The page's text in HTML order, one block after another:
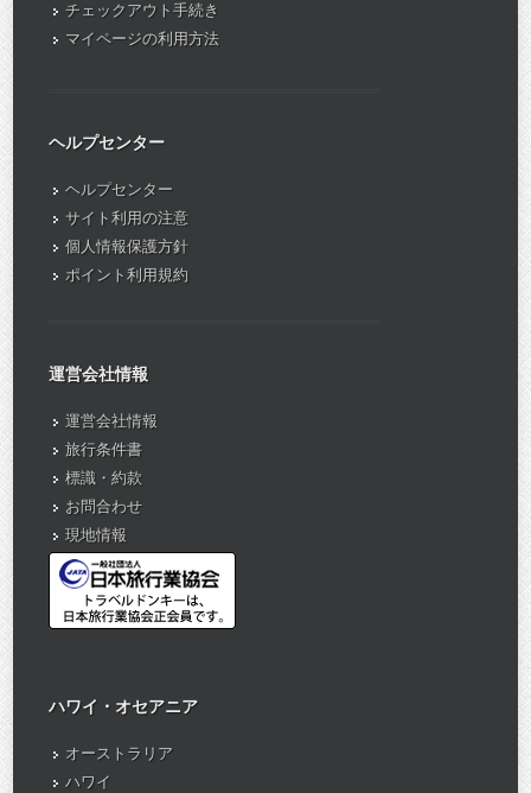
チェックアウト手続き
マイページの利用方法
ヘルプセンター
ヘルプセンター
サイト利用の注意
個人情報保護方針
ポイント利用規約
運営会社情報
運営会社情報
旅行条件書
標識・約款
お問合わせ
現地情報
ハワイ・オセアニア
オーストラリア
ハワイ